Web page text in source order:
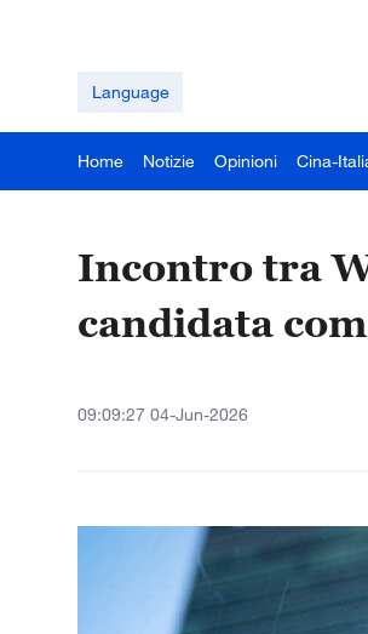
Language
Home Notizie Opinioni Cina-
Incontro tra
candidata
09:09:27 04-Jun-2026